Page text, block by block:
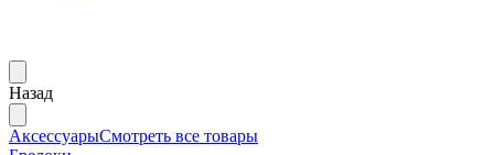
Назад
АксессуарыСмотреть все товары